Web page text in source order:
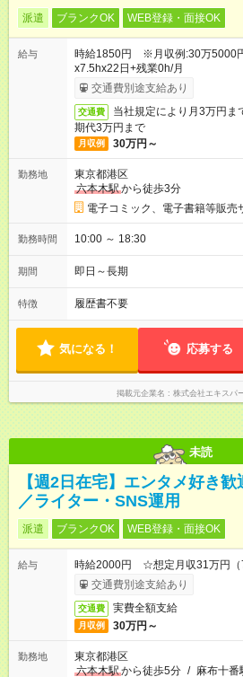
派遣 ブランクOK WEB登録・面接OK
給与
時給1850円 ※月収例:30万
x7.5hx22日+残業0h/月
交通費別途支給あり
交通費
当社規定により月3万円
期代3万円まで
月収例 30万円～
勤務地
東京都港区
六本木駅から徒歩3分
電子コミック、電子書籍等販売
勤務時間 10:00 ～ 18:30
期間 即日～長期
特徴 履歴書不要
気になる！ 応募する
掲載元企業名 株式会社エキスパ
未読
【週2日在宅】エンタメ好き
／ライター・SNS運用
派遣 ブランクOK WEB登録・面接OK
給与
時給2000円 ☆想定月収31万円（
交通費別途支給あり
交通費 実費全額支給
月収例 30万円～
勤務地
東京都港区
六本木駅から徒歩5分 / 麻布十番